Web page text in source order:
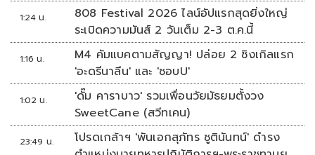
1:24 น.
808 Festival 2026 ไลน์อัปแรกสุดยิ่งใหญ่
ระเบิดความมันส์ 2 วันเต็ม 2-3 ต.ค.นี้
1:16 น.
M4 คัมแบคตามสัญญา! ปล่อย 2 ซิงเกิลแรก
'อะดรีนาลีน' และ 'ชอบU'
1:02 น.
'ดั๊ม คาราบาว' รวมเพื่อนวัยมัธยมตั้งวง
SweetCane (สวีทเคน)
23:49 น.
โปรดเกล้าฯ 'พันเอกสุภัทร ชูตินันทน์' ดำรง